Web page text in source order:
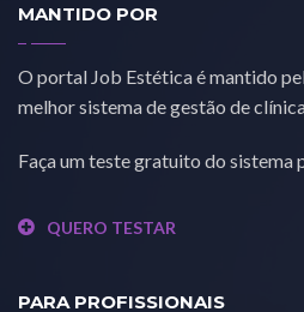
MANTIDO POR
O portal Job Estética é mantido
melhor sistema de gestão de
Faça um teste gratuito do sistema
QUERO TESTAR
PARA PROFISSIONAIS